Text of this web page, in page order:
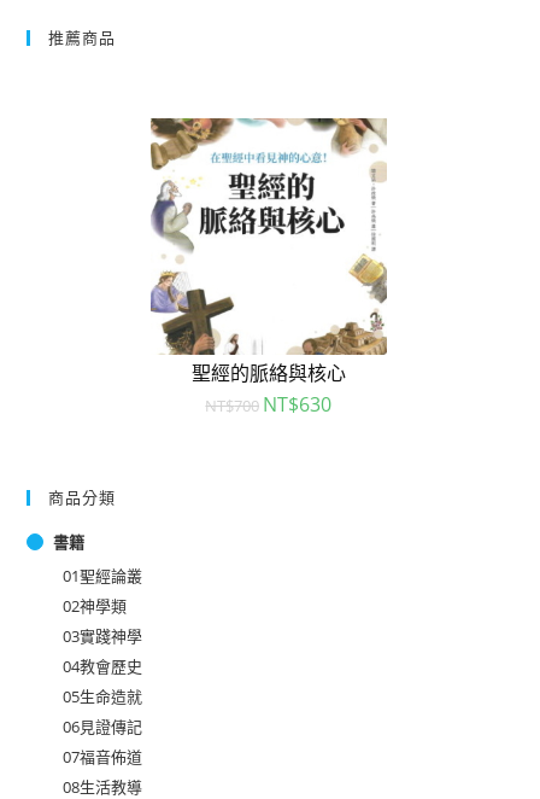
推薦商品
聖經的脈絡與核心
NT$700 NT$630
商品分類
書籍
01聖經論叢
02神學類
03實踐神學
04教會歷史
05生命造就
06見證傳記
07福音佈道
08生活教導